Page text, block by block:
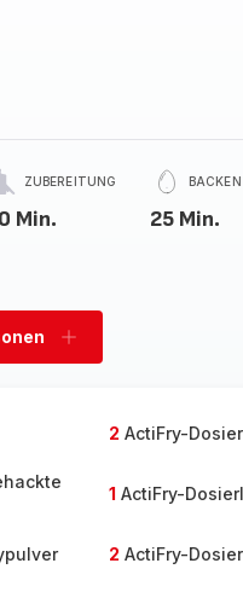
ZUBEREITUNG
Min.
BACKEN
25 Min.
Personen
2 ActiFry-
1 ActiFry-
2 ActiFry-